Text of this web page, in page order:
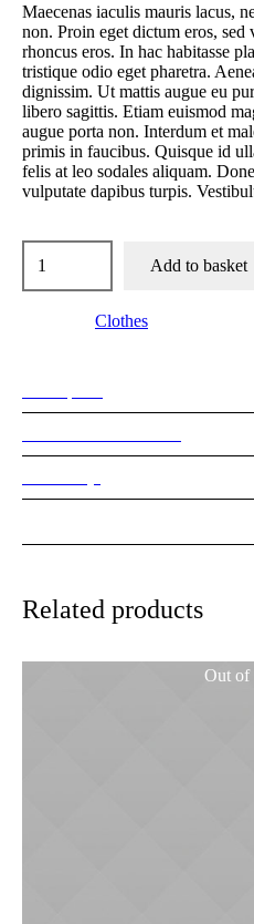
Maecenas iaculis mauris lacus,
non. Proin eget dictum eros, sed
rhoncus eros. In hac habitasse
tristique odio eget pharetra.
dignissim. Ut mattis augue eu
libero sagittis. Etiam euismod
augue porta non. Interdum et
primis in faucibus. Quisque id
felis at leo sodales aliquam.
vulputate dapibus turpis.
Add to basket
Сlothes
Related products
Out of